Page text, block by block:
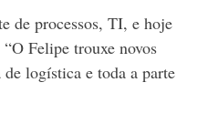
de processos, TI, e hoje
Felipe trouxe novos
de logística e toda a parte